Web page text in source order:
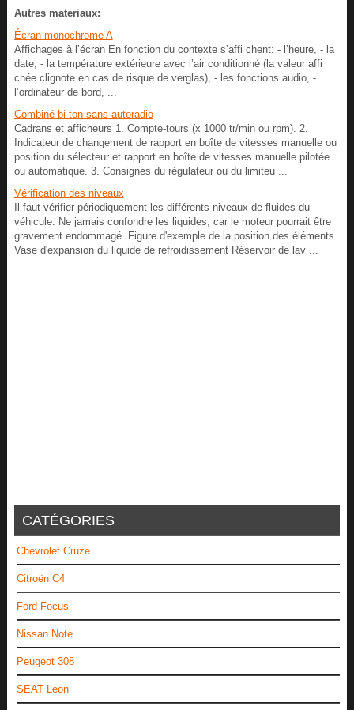
Autres materiaux:
Écran monochrome A
Affichages à l’écran En fonction du contexte s’affi chent: - l’heure, - la
date, - la température extérieure avec l’air conditionné (la valeur affi
chée clignote en cas de risque de verglas), - les fonctions audio, -
l’ordinateur de bord, ...
Combiné bi-ton sans autoradio
Cadrans et afficheurs 1. Compte-tours (x 1000 tr/min ou rpm). 2.
Indicateur de changement de rapport en boîte de vitesses manuelle ou
position du sélecteur et rapport en boîte de vitesses manuelle pilotée
ou automatique. 3. Consignes du régulateur ou du limiteu ...
Vérification des niveaux
Il faut vérifier périodiquement les différents niveaux de fluides du
véhicule. Ne jamais confondre les liquides, car le moteur pourrait être
gravement endommagé. Figure d'exemple de la position des éléments
Vase d'expansion du liquide de refroidissement Réservoir de lav ...
CATÉGORIES
Chevrolet Cruze
Citroën C4
Ford Focus
Nissan Note
Peugeot 308
SEAT Leon